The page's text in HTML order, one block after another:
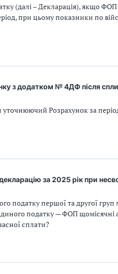
(далі – Декларація), якщо
при цьому показники по
з додатком № 4ДФ після
Розрахунок за
за 2025 рік при
першої та другої груп
податку — ФОП щомісячні
сплати?